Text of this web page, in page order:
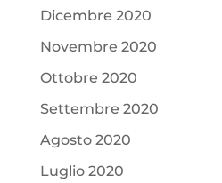
Dicembre 2020
Novembre 2020
Ottobre 2020
Settembre 2020
Agosto 2020
Luglio 2020